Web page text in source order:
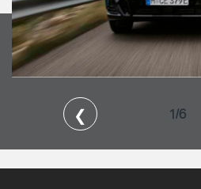
❮ 1/6